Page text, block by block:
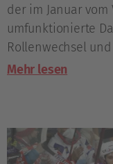
der im Januar
umfunktionierte
Rollenwechsel
mit den Bulldogs.
Mehr lesen